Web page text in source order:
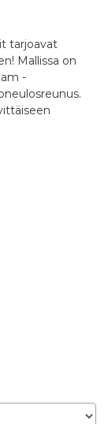
tarjoavat
Mallissa on
-